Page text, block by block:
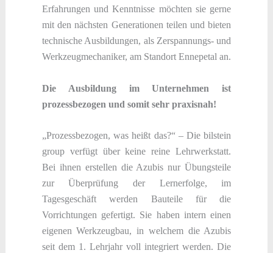
Erfahrungen und Kenntnisse möchten sie gerne
mit den nächsten Generationen teilen und bieten
technische Ausbildungen, als Zerspannungs- und
Werkzeugmechaniker, am Standort Ennepetal an.
Die Ausbildung im Unternehmen ist
prozessbezogen und somit sehr praxisnah!
„Prozessbezogen, was heißt das?“ – Die bilstein
group verfügt über keine reine Lehrwerkstatt.
Bei ihnen erstellen die Azubis nur Übungsteile
zur Überprüfung der Lernerfolge, im
Tagesgeschäft werden Bauteile für die
Vorrichtungen gefertigt. Sie haben intern einen
eigenen Werkzeugbau, in welchem die Azubis
seit dem 1. Lehrjahr voll integriert werden. Die